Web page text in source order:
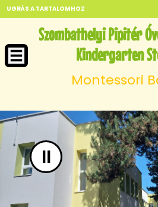
UGRÁS A TARTALOMHOZ
Szombathelyi Pipitér
Kindergarten
Montessori
II